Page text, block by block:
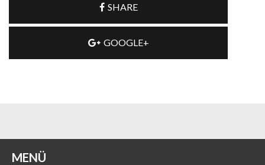
SHARE
GOOGLE+
MENÜ